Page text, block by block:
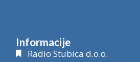
Informacije
Radio Stubica d.o.o.